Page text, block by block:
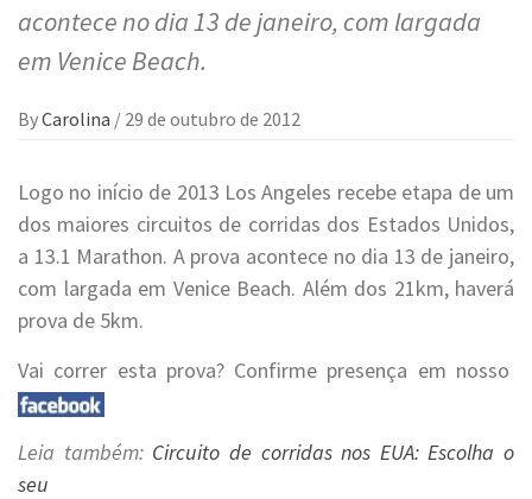
acontece no dia 13 de janeiro, com largada
em Venice Beach.
ByCarolina / 29 de outubro de 2012
Logo no início de 2013 Los Angeles recebe etapa de um
dos maiores circuitos de corridas dos Estados Unidos,
a 13.1 Marathon. A prova acontece no dia 13 de janeiro,
com largada em Venice Beach. Além dos 21km, haverá
prova de 5km.
Vai correr esta prova? Confirme presença em nosso
Leia também: Circuito de corridas nos EUA: Escolha o
seu